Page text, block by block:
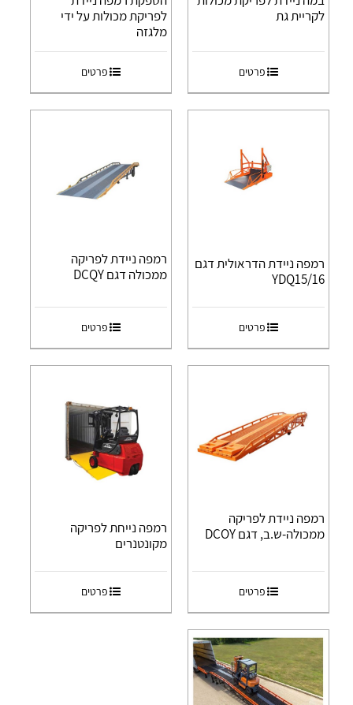
לקריית גת
פרטים
לפריקת מכולות על ידי
מלגזה
פרטים
רמפה ניידת הדראולית דגם
YDQ15/16
פרטים
רמפה ניידת לפריקה
ממכולה דגם DCQY
פרטים
רמפה ניידת לפריקה
ממכולה-ש.ב, דגם DCOY
פרטים
רמפה נייחת לפריקה
מקונטנרים
פרטים